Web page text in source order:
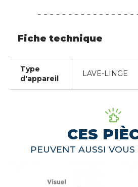
Fiche technique
Type
d'appareil
LAVE-LINGE
CES
PEUVENT AUSSI VOUS